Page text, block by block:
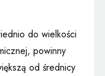
do wielkości
powinny
od średnicy